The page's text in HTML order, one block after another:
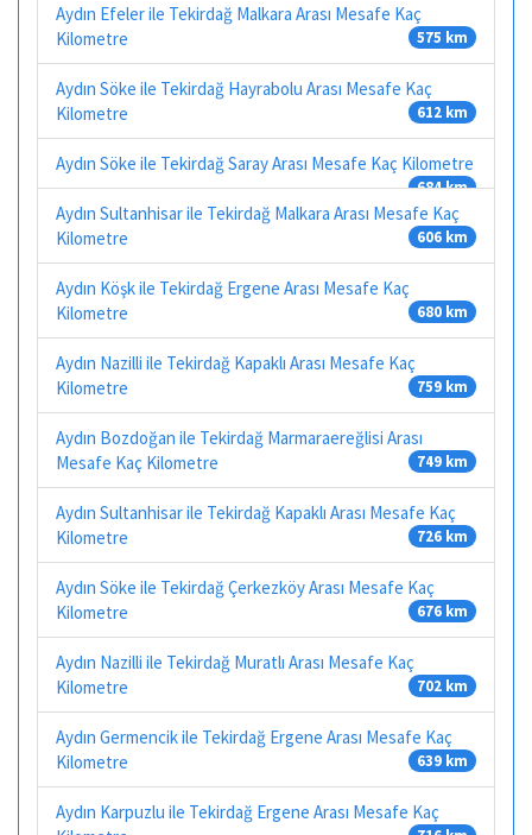
Aydın Efeler ile Tekirdağ Malkara Arası Mesafe Kaç
Kilometre
575 km
Aydın Söke ile Tekirdağ Hayrabolu Arası Mesafe Kaç
Kilometre
612 km
Aydın Söke ile Tekirdağ Saray Arası Mesafe Kaç Kilometre
684 km
Aydın Sultanhisar ile Tekirdağ Malkara Arası Mesafe Kaç
Kilometre
606 km
Aydın Köşk ile Tekirdağ Ergene Arası Mesafe Kaç
Kilometre
680 km
Aydın Nazilli ile Tekirdağ Kapaklı Arası Mesafe Kaç
Kilometre
759 km
Aydın Bozdoğan ile Tekirdağ Marmaraereğlisi Arası
Mesafe Kaç Kilometre
749 km
Aydın Sultanhisar ile Tekirdağ Kapaklı Arası Mesafe Kaç
Kilometre
726 km
Aydın Söke ile Tekirdağ Çerkezköy Arası Mesafe Kaç
Kilometre
676 km
Aydın Nazilli ile Tekirdağ Muratlı Arası Mesafe Kaç
Kilometre
702 km
Aydın Germencik ile Tekirdağ Ergene Arası Mesafe Kaç
Kilometre
639 km
Aydın Karpuzlu ile Tekirdağ Ergene Arası Mesafe Kaç